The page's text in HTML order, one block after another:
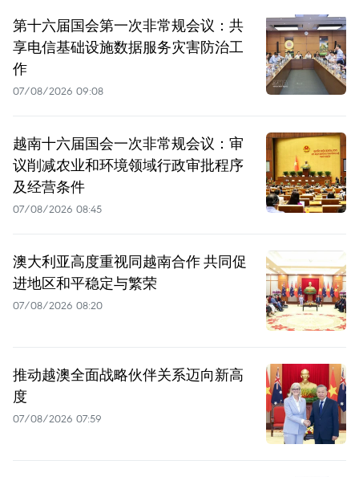
第十六届国会第一次非常规会议：共
享电信基础设施数据服务灾害防治工
作
07/08/2026 09:08
越南十六届国会一次非常规会议：审
议削减农业和环境领域行政审批程序
及经营条件
07/08/2026 08:45
澳大利亚高度重视同越南合作 共同促
进地区和平稳定与繁荣
07/08/2026 08:20
推动越澳全面战略伙伴关系迈向新高
度
07/08/2026 07:59